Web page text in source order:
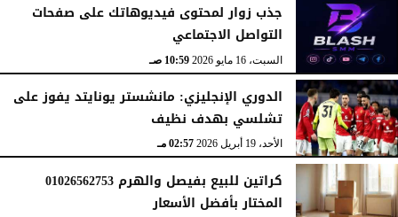
الإثنين، 22 يونيو 2026 12:11 مـ
جذب زوار لمحتوى فيديوهاتك على صفحات
التواصل الاجتماعي
السبت، 16 مايو 2026 10:59 صـ
الدوري الإنجليزي: مانشستر يونايتد يفوز على
تشلسي بهدف نظيف
الأحد، 19 أبريل 2026 02:57 مـ
كراتين للبيع بفيصل والهرم 01026562753
المختار بأفضل الأسعار